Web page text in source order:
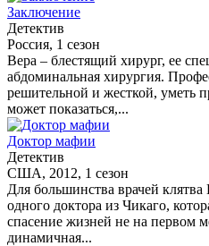
Заключение
Детектив
Россия, 1 сезон
Вера – блестящий хирург, ее
абдоминальная хирургия.
решительной и жесткой, уметь
может показаться,...
Доктор мафии
Детектив
США, 2012, 1 сезон
Для большинства врачей
одного доктора из Чикаго,
спасение жизней не на первом
динамичная...